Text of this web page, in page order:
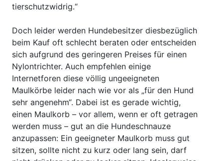
tierschutzwidrig.“
Doch leider werden Hundebesitzer diesbezüglich
beim Kauf oft schlecht beraten oder entscheiden
sich aufgrund des geringeren Preises für einen
Nylontrichter. Auch empfehlen einige
Internetforen diese völlig ungeeigneten
Maulkörbe leider nach wie vor als „für den Hund
sehr angenehm“. Dabei ist es gerade wichtig,
einen Maulkorb – vor allem, wenn er oft getragen
werden muss – gut an die Hundeschnauze
anzupassen: Ein geeigneter Maulkorb muss gut
sitzen, sollte nicht zu kurz oder lang sein, darf